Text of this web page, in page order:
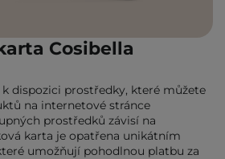
Cosibella
dispozici prostředky, které můžete
na internetové stránce
prostředků závisí na
karta je opatřena unikátním
umožňují pohodlnou platbu za